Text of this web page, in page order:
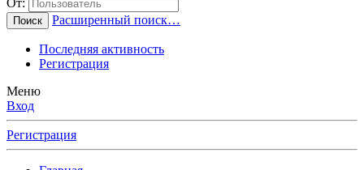
От:
Поиск Расширенный поиск…
Последняя активность
Регистрация
Меню
Вход
Регистрация